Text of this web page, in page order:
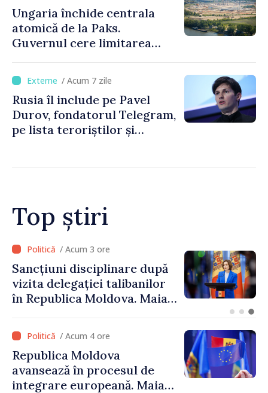
Ungaria închide centrala
atomică de la Paks.
Guvernul cere limitarea
/ Acum 7 zile
Rusia îl include pe Pavel
Durov, fondatorul Telegram,
pe lista teroriștilor și
Top știri
/ Acum 2 ore
Adunarea Populară a
Găgăuziei trebuie să aibă un
mandat deplin. Președinta
libere și corecte””
/ Acum 4 ore
Republica Moldova
avansează în procesul de
integrare europeană. Maia